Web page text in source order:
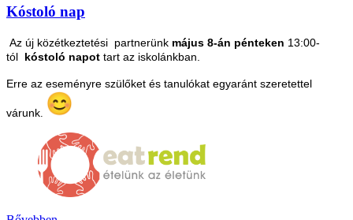
Kóstoló nap
Az új közétkeztetési partnerünk május 8-án pénteken 13:00-
tól kóstoló napot tart az iskolánkban.
Erre az eseményre szülőket és tanulókat egyaránt szeretettel
várunk